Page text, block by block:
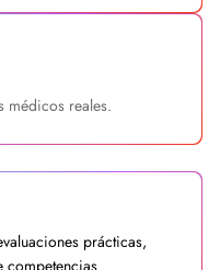
médicos reales.
prácticas,
competencias